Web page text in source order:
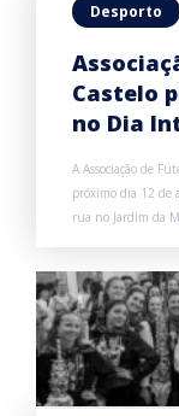
Desporto
Castelo
no Dia
A Associação de
próximo dia 12 de
rua no Jardim da